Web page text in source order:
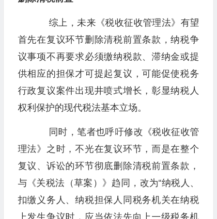
综上，未来《税收征收管理法》有望
首先在复议环节删除清税前置条款，纳税争
议事项不再要求必须缴纳税款、滞纳金或提
供相应的担保才可提起复议，可能促使税务
行政复议案件出现井喷式增长，彰显纳税人
权利保护的现代税法基本立场。
同时，笔者也呼吁修改《税收征收管
理法》之时，不光在复议环节，而是在整个
复议、诉讼的环节彻底删除清税前置条款，
与《关税法（草案）》趋同，改为“纳税人、
扣缴义务人、纳税担保人同税务机关在纳税
上发生争议时，应当依法先向上一级税务机